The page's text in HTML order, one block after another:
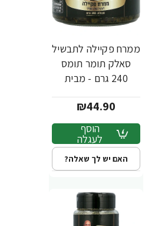
ממרח פקיילה לתבשיל
סאלק תומר תומס
240 גרם - מבית
₪44.90
הוסף
לעגלה
האם יש לך שאלה?